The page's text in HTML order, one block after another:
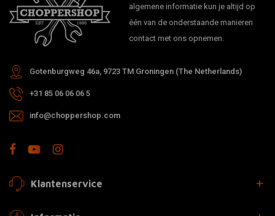
algemene informatie kun je altijd op
één van de onderstaande manieren
contact met ons opnemen.
Gotenburgweg 46a, 9723 TM Groningen (The Netherlands)
+31 85 06 06 06 5
info@choppershop.com
Klantenservice